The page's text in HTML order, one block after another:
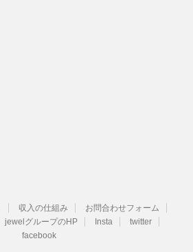
収入の仕組み
お問合わせフォーム
jewelグループのHP Insta
twitter
facebook